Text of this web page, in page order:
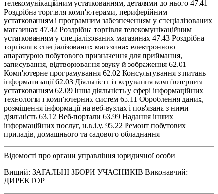
телекомунікаційним устаткованням, деталями до нього 47.41
Роздрібна торгівля комп'ютерами, периферійним
устаткованням і програмним забезпеченням у спеціалізованих
магазинах 47.42 Роздрібна торгівля телекомунікаційним
устаткованням у спеціалізованих магазинах 47.43 Роздрібна
торгівля в спеціалізованих магазинах електронною
апаратурою побутового призначення для приймання,
записування, відтворювання звуку й зображення 62.01
Комп'ютерне програмування 62.02 Консультування з питань
інформатизації 62.03 Діяльність із керування комп'ютерним
устаткованням 62.09 Інша діяльність у сфері інформаційних
технологій і комп'ютерних систем 63.11 Оброблення даних,
розміщення інформації на веб-вузлах і пов'язана з ними
діяльність 63.12 Веб-портали 63.99 Надання інших
інформаційних послуг, н.в.і.у. 95.22 Ремонт побутових
приладів, домашнього та садового обладнання
Відомості про органи управління юридичної особи
Вищий: ЗАГАЛЬНІ ЗБОРИ УЧАСНИКІВ Виконавчий:
ДИРЕКТОР